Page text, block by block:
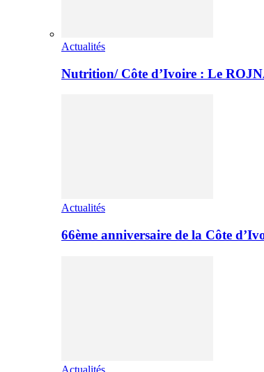
Actualités
Nutrition/ Côte d’Ivoire : Le
Actualités
66ème anniversaire de la Côte
Actualités